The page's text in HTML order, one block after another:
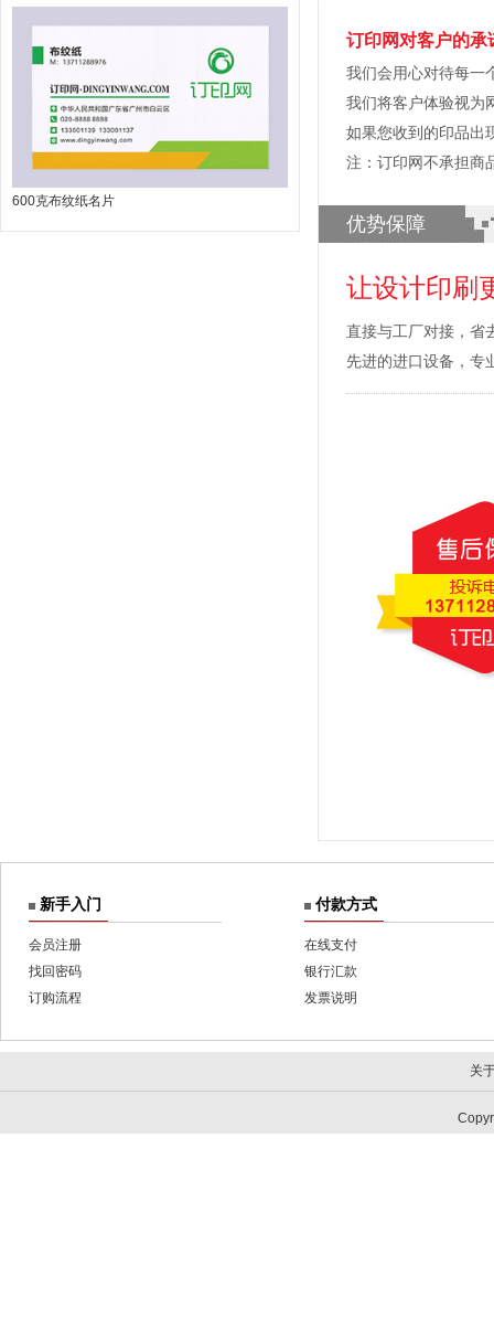
600克布纹纸名片
订印网对客户的承
我们会用心对待每一
我们将客户体验视为
如果您收到的印品出
注：订印网不承担商
优势保障
让设计印刷
直接与工厂对接，省
先进的进口设备，专
新手入门
会员注册
找回密码
订购流程
付款方式
在线支付
银行汇款
发票说明
关